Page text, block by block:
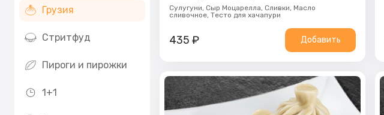
Грузия
Стритфуд
Пироги и пирожки
1+1
Сулугуни, Сыр Моцарелла, Сливки, Масло
сливочное, Тесто для хачапури
435 ₽ Добавить